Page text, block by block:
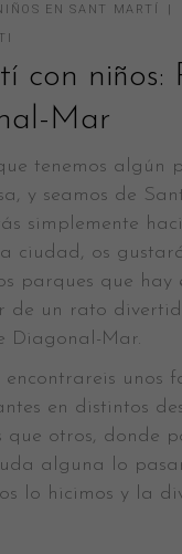
EN SANT MARTÍ
con niños:
Mar
tenemos algún
y seamos de
simplemente
ciudad, os
parques que hay
de un rato
Diagonal-Mar.
unos
en distintos
que otros, donde
alguna lo
lo hicimos y la